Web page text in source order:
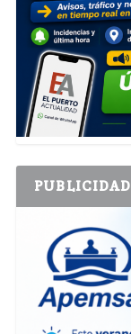
PUBLICIDAD